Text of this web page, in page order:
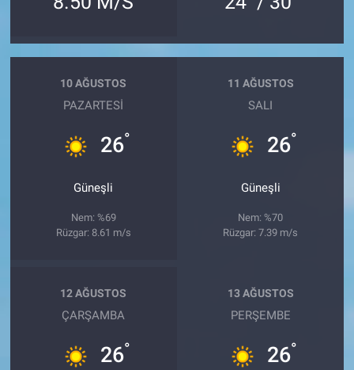
10 AĞUSTOS
PAZARTESI
26°
Güneşli
Nem: %69
Rüzgar: 8.61 m/s
11 AĞUSTOS
SALI
26°
Güneşli
Nem: %70
Rüzgar: 7.39 m/s
12 AĞUSTOS
ÇARŞAMBA
26°
13 AĞUSTOS
PERŞEMBE
26°